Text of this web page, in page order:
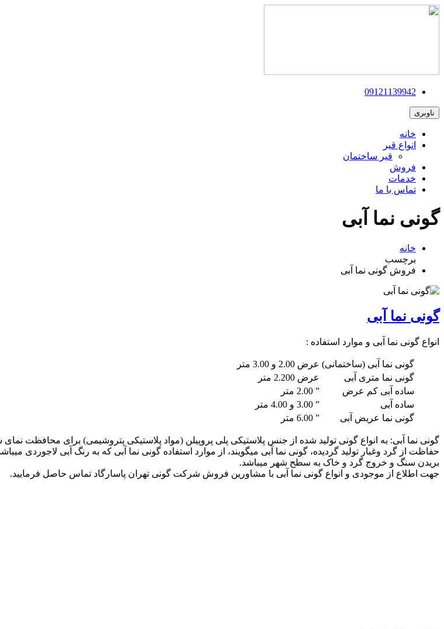
09121139942
ناوبری
خانه
انواع قیر
قیر ساختمان
فروش
خدمات
تماس با ما
گونی نما آبی
خانه
برچسب
فروش گونی نما آبی
گونی نما آبی
انواع گونی نما آبی و موارد استفاده :
گونی نما آبی (ساختمانی) عرض 2.00 و 3.00 متر
گونی نما متری آبی
عرض 2.200 متر
ساده آبی کم عرض
” 2.00 متر
ساده آبی
” 3.00 و 4.00 متر
گونی نما عریض آبی
” 6.00 متر
گونی نما آبی: به انواع گونی تولید شده از جنس پلاستیکی پلی پروپیلن (مواد پلاستیکی پتروشیمی) برای محافظت
حفاظت از گرد وغبار تولید گردیده، گونی نما آبی میگویند، از موارد استفاده گونی نما آبی که به رنگ آبی
بریدن سنگ و خروج گرد و خاک به سطح شهر میباشد.
جهت اطلاع از موجودی و انواع گونی نما آبی با مشاورین فروش شرکت گونی تهران پاسارگاد تماس حاصل فرمایید.